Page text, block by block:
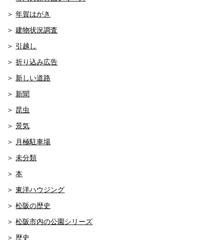
年賀はがき
建物状況調査
引越し
折り込み広告
新しい道路
新聞
昆虫
景気
月極駐車場
未分類
本
東洋ハウジング
松阪の歴史
松阪市内の公園シリーズ
歴史